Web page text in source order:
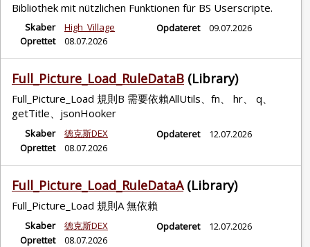
Bibliothek mit nützlichen Funktionen für BS Userscripte.
Skaber
High_Village
Oprettet
08.07.2026
Opdateret 09.07.2026
Full_Picture_Load_RuleDataB (Library)
Full_Picture_Load 規則B 需要依賴AllUtils、fn、 hr、 q、
getTitle、jsonHooker
Skaber
德克斯DEX
Oprettet
08.07.2026
Opdateret 12.07.2026
Full_Picture_Load_RuleDataA (Library)
Full_Picture_Load 規則A 無依賴
Skaber
德克斯DEX
Oprettet
08.07.2026
Opdateret 12.07.2026